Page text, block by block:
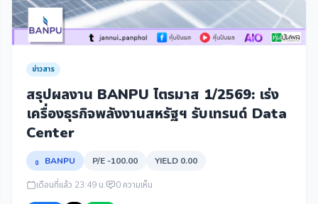
ข่าวสาร
สรุปผลงาน BANPU ไตรมาส 1/2569: เร่ง
เครื่องธุรกิจพลังงานสหรัฐฯ รับเทรนด์ Data
Center
BANPU P/E -100.00 YIELD 0.00
เดือนที่แล้ว 23:49 น. 0 ความเห็น